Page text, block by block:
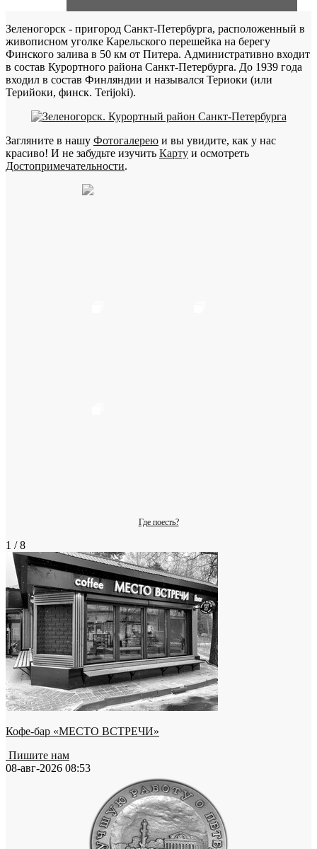
Зеленогорск - пригород Санкт-Петербурга, расположенный в
живописном уголке Карельского перешейка на берегу
Финского залива в 50 км от Питера. Административно входит
в состав Курортного района Санкт-Петербурга. До 1939 года
входил в состав Финляндии и назывался Териоки (или
Терийоки, финск. Terijoki).
Загляните в нашу Фотогалерею и вы увидите, как у нас
красиво! И не забудьте изучить Карту и осмотреть
Достопримечательности.
Где поесть?
1 / 8
Кофе-бар «МЕСТО ВСТРЕЧИ»
Пишите нам
08-авг-2026 08:53